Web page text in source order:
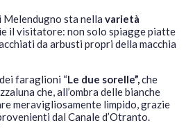
Melendugno sta nella varietà
il visitatore: non solo spiagge piatte
da arbusti propri della macchia
faraglioni “Le due sorelle”,che
che, all’ombra delle bianche
meravigliosamente limpido, grazie
dal Canale d’Otranto.